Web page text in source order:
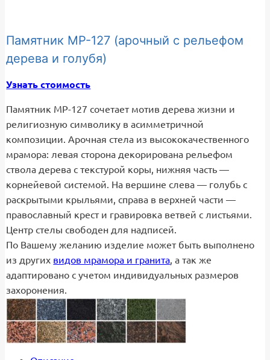
Памятник МР-127 (арочный с рельефом
дерева и голубя)
Узнать стоимость
Памятник МР-127 сочетает мотив дерева жизни и
религиозную символику в асимметричной
композиции. Арочная стела из высококачественного
мрамора: левая сторона декорирована рельефом
ствола дерева с текстурой коры, нижняя часть —
корнейевой системой. На вершине слева — голубь с
раскрытыми крыльями, справа в верхней части —
православный крест и гравировка ветвей с листьями.
Центр стелы свободен для надписей.
По Вашему желанию изделие может быть выполнено
из других видов мрамора и гранита, а так же
адаптировано с учетом индивидуальных размеров
захоронения.